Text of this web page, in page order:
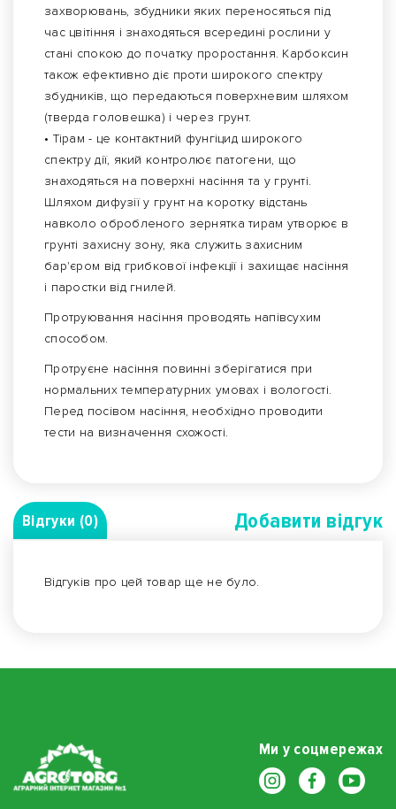
захворювань, збудники яких переносяться під
час цвітіння і знаходяться всередині рослини у
стані спокою до початку проростання. Карбоксин
також ефективно діє проти широкого спектру
збудників, що передаються поверхневим шляхом
(тверда головешка) і через грунт.
• Тірам - це контактний фунгіцид широкого
спектру дії, який контролює патогени, що
знаходяться на поверхні насіння та у грунті.
Шляхом дифузії у грунт на коротку відстань
навколо обробленого зернятка тирам утворює в
грунті захисну зону, яка служить захисним
бар'єром від грибкової інфекції і захищає насіння
і паростки від гнилей.
Протруювання насіння проводять напівсухим
способом.
Протруєне насіння повинні зберігатися при
нормальних температурних умовах і вологості.
Перед посівом насіння, необхідно проводити
тести на визначення схожості.
Відгуки (0) Добавити вiдгук
Відгуків про цей товар ще не було.
Ми у соцмережах